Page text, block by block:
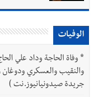
الوفيات
*
والنقيب والعسكري ودوغان
جريدة صيدونيانيوز.نت )